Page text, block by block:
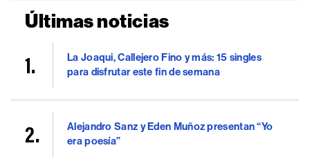
Últimas noticias
La Joaqui, Callejero Fino y más: 15 singles
para disfrutar este fin de semana
Alejandro Sanz y Eden Muñoz presentan “Yo
era poesía”